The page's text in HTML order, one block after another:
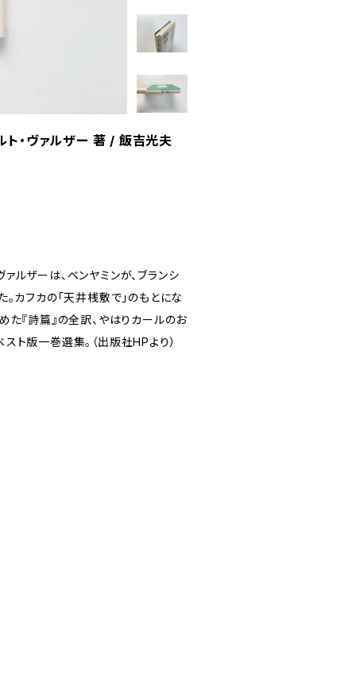
ト・ヴァルザー 著 / 飯吉光夫
ザーは、ベンヤミンが、ブランシ
カフカの「天井桟敷で」のもとにな
『詩篇』の全訳、やはりカールのお
ト版一巻選集。（出版社HPより）